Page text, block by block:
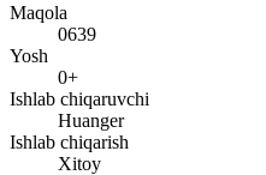
Maqola
0639
Yosh
0+
Ishlab chiqaruvchi
Huanger
Ishlab chiqarish
Xitoy